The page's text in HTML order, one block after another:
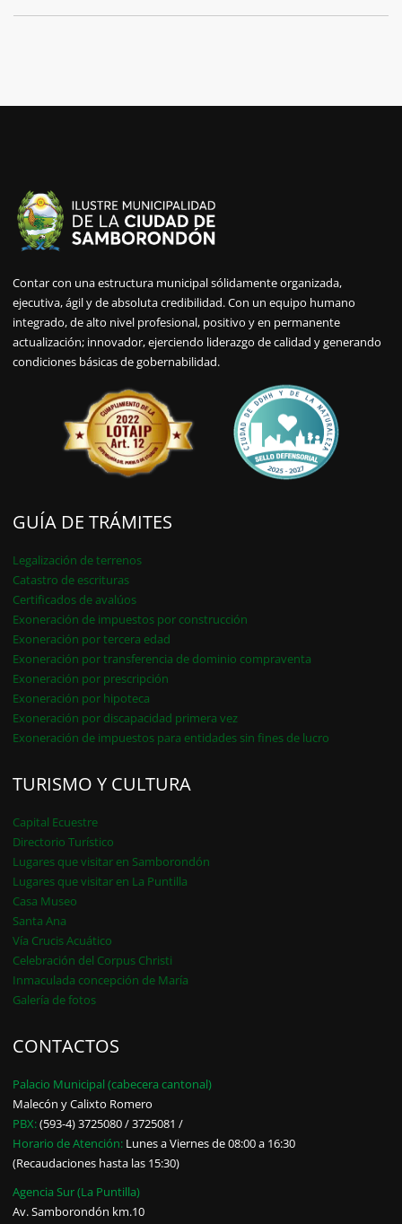
Contar con una estructura municipal sólidamente organizada,
ejecutiva, ágil y de absoluta credibilidad. Con un equipo humano
integrado, de alto nivel profesional, positivo y en permanente
actualización; innovador, ejerciendo liderazgo de calidad y generando
condiciones básicas de gobernabilidad.
GUÍA DE TRÁMITES
Legalización de terrenos
Catastro de escrituras
Certificados de avalúos
Exoneración de impuestos por construcción
Exoneración por tercera edad
Exoneración por transferencia de dominio compraventa
Exoneración por prescripción
Exoneración por hipoteca
Exoneración por discapacidad primera vez
Exoneración de impuestos para entidades sin fines de lucro
TURISMO Y CULTURA
Capital Ecuestre
Directorio Turístico
Lugares que visitar en Samborondón
Lugares que visitar en La Puntilla
Casa Museo
Santa Ana
Vía Crucis Acuático
Celebración del Corpus Christi
Inmaculada concepción de María
Galería de fotos
CONTACTOS
Palacio Municipal (cabecera cantonal)
Malecón y Calixto Romero
PBX:(593-4) 3725080 / 3725081 /
Horario de Atención: Lunes a Viernes de 08:00 a 16:30
(Recaudaciones hasta las 15:30)
Agencia Sur (La Puntilla)
Av. Samborondón km.10